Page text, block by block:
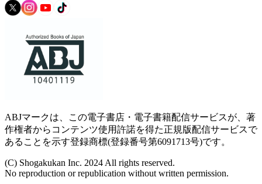
ABJマークは、この電子書店・電子書籍配信サービスが、著
作権者からコンテンツ使用許諾を得た正規版配信サービスで
あることを示す登録商標(登録番号第6091713号)です。
(C) Shogakukan Inc. 2024 All rights reserved.
No reproduction or republication without written permission.